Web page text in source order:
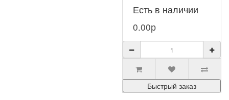
поклонники кофе
с выразительным
вкусом, не
желающи..
Есть в наличии
0.00р
Быстрый заказ